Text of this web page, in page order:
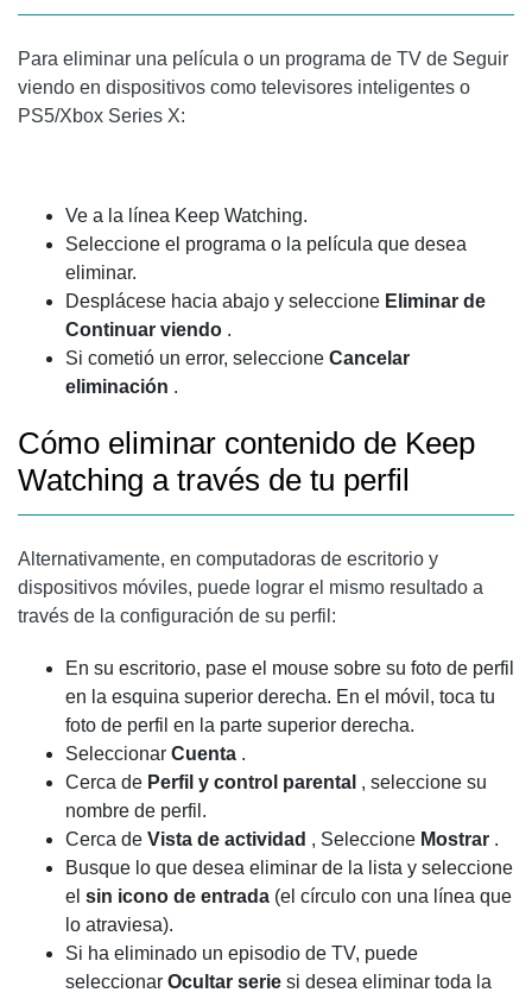
Para eliminar una película o un programa de TV de Seguir
viendo en dispositivos como televisores inteligentes o
PS5/Xbox Series X:
Ve a la línea Keep Watching.
Seleccione el programa o la película que desea
eliminar.
Desplácese hacia abajo y seleccione Eliminar de
Continuar viendo .
Si cometió un error, seleccione Cancelar
eliminación .
Cómo eliminar contenido de Keep
Watching a través de tu perfil
Alternativamente, en computadoras de escritorio y
dispositivos móviles, puede lograr el mismo resultado a
través de la configuración de su perfil:
En su escritorio, pase el mouse sobre su foto de perfil
en la esquina superior derecha. En el móvil, toca tu
foto de perfil en la parte superior derecha.
Seleccionar Cuenta .
Cerca de Perfil y control parental , seleccione su
nombre de perfil.
Cerca de Vista de actividad , Seleccione Mostrar .
Busque lo que desea eliminar de la lista y seleccione
el sin icono de entrada (el círculo con una línea que
lo atraviesa).
Si ha eliminado un episodio de TV, puede
seleccionar Ocultar serie si desea eliminar toda la